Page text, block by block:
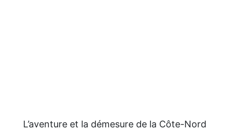
L’aventure et la démesure de la Côte-Nord